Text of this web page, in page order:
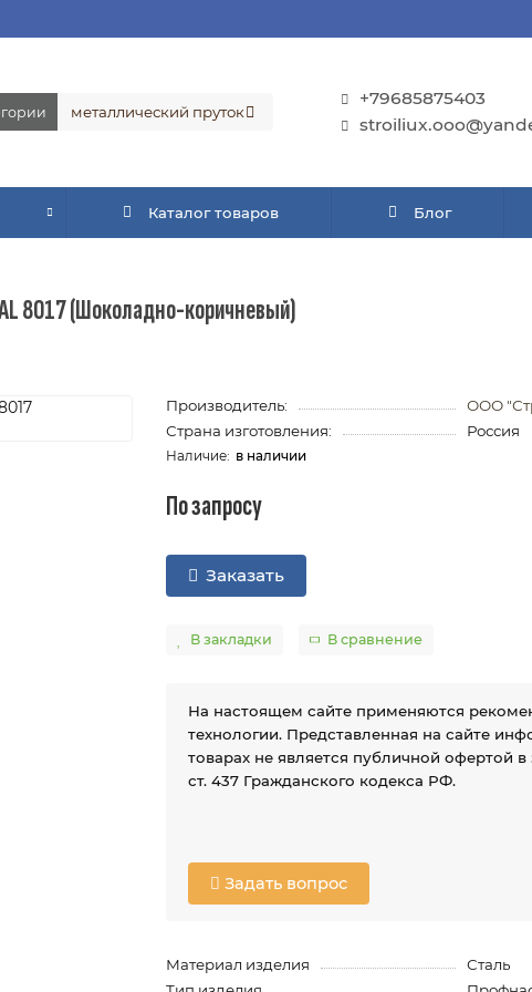
+79685875403
Каталог товаров Блог
8017 (Шоколадно-коричневый)
Производитель:
ООО
Страна изготовления:
Россия
в наличии
По запросу
Заказать
В закладки В сравнение
На настоящем сайте применяются
технологии. Представленная на сайте
товарах не является публичной офертой в
ст. 437 Гражданского кодекса РФ.
Задать вопрос
Материал изделия
Сталь